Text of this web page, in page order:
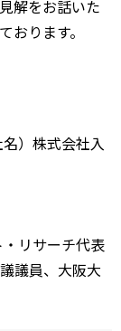
解をお話いた
おります。
）株式会社入
リサーチ代表
議員、大阪大